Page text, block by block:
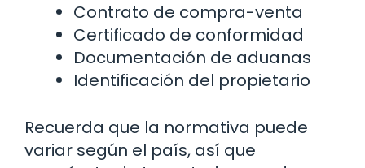
Contrato de compra-venta
Certificado de conformidad
Documentación de aduanas
Identificación del propietario
Recuerda que la normativa puede
variar según el país, así que